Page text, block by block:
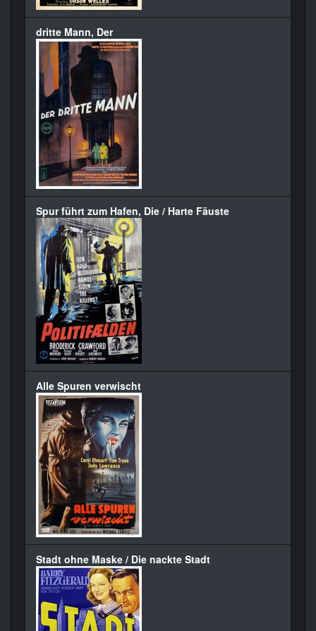
dritte Mann, Der
Spur führt zum Hafen, Die / Harte Fäuste
Alle Spuren verwischt
Stadt ohne Maske / Die nackte Stadt